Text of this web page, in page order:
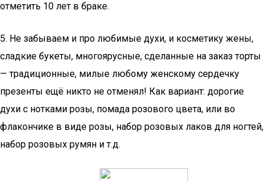
отметить 10 лет в браке.
5. Не забываем и про любимые духи, и косметику жены,
сладкие букеты, многоярусные, сделанные на заказ торты
— традиционные, милые любому женскому сердечку
презенты ещё никто не отменял! Как вариант: дорогие
духи с нотками розы, помада розового цвета, или во
флакончике в виде розы, набор розовых лаков для ногтей,
набор розовых румян и т.д.